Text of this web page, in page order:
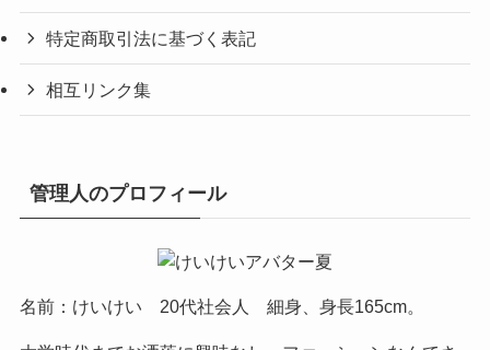
特定商取引法に基づく表記
相互リンク集
管理人のプロフィール
名前：けいけい 20代社会人 細身、身長165cm。